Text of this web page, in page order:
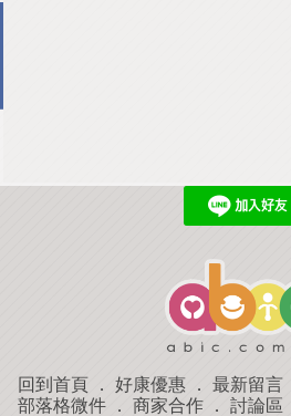
回到首頁 ． 好康優惠 ． 最新留言
部落格微件． 商家合作． 討論區